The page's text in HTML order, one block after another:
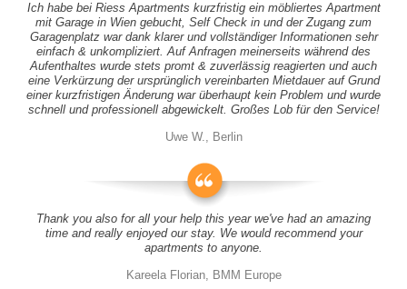
Ich habe bei Riess Apartments kurzfristig ein möbliertes Apartment
mit Garage in Wien gebucht, Self Check in und der Zugang zum
Garagenplatz war dank klarer und vollständiger Informationen sehr
einfach & unkompliziert. Auf Anfragen meinerseits während des
Aufenthaltes wurde stets promt & zuverlässig reagierten und auch
eine Verkürzung der ursprünglich vereinbarten Mietdauer auf Grund
einer kurzfristigen Änderung war überhaupt kein Problem und wurde
schnell und professionell abgewickelt. Großes Lob für den Service!
Uwe W., Berlin
Thank you also for all your help this year we've had an amazing
time and really enjoyed our stay. We would recommend your
apartments to anyone.
Kareela Florian, BMM Europe